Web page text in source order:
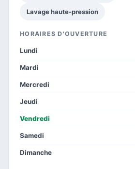
Lavage haute-pression
HORAIRES D'OUVERTURE
Lundi
Mardi
Mercredi
Jeudi
Vendredi
Samedi
Dimanche